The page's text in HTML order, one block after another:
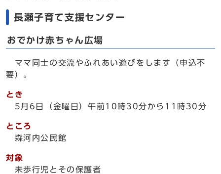
長瀬子育て支援センター
おでかけ赤ちゃん広場
ママ同士の交流やふれあい遊びをします（申込不
要）。
とき
5月6日（金曜日）午前10時30分から11時30分
ところ
森河内公民館
対象
未歩行児とその保護者